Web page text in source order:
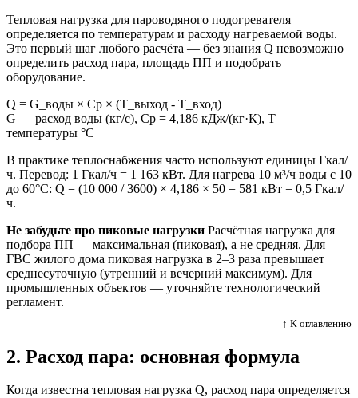
Тепловая нагрузка для пароводяного подогревателя
определяется по температурам и расходу нагреваемой воды.
Это первый шаг любого расчёта — без знания Q невозможно
определить расход пара, площадь ПП и подобрать
оборудование.
Q = G_воды × Cp × (T_выход - T_вход)
G — расход воды (кг/с), Cp = 4,186 кДж/(кг·К), T —
температуры °C
В практике теплоснабжения часто используют единицы Гкал/
ч. Перевод: 1 Гкал/ч = 1 163 кВт. Для нагрева 10 м³/ч воды с 10
до 60°C: Q = (10 000 / 3600) × 4,186 × 50 = 581 кВт = 0,5 Гкал/
ч.
Не забудьте про пиковые нагрузки Расчётная нагрузка для
подбора ПП — максимальная (пиковая), а не средняя. Для
ГВС жилого дома пиковая нагрузка в 2–3 раза превышает
среднесуточную (утренний и вечерний максимум). Для
промышленных объектов — уточняйте технологический
регламент.
↑ К оглавлению
2. Расход пара: основная формула
Когда известна тепловая нагрузка Q, расход пара определяется